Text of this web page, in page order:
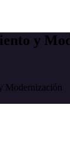
y
Modernización